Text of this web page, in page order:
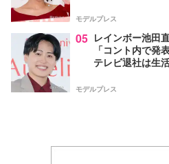
モデルプレス
05 レインボー池田
「コント内で発
テレビ退社は生
モデルプレス